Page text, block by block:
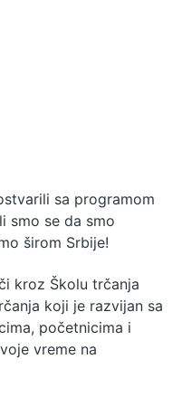
sa programom
smo se da smo
širom Srbije!
kroz Školu trčanja
koji je razvijan sa
početnicima i
vreme na